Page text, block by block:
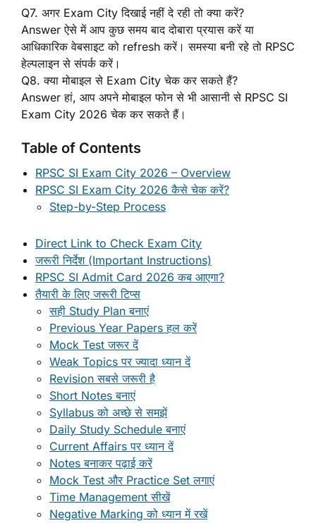
Q7. अगर Exam City दिखाई नहीं दे रही तो क्या करें?
Answer ऐसे में आप कुछ समय बाद दोबारा प्रयास करें या
आधिकारिक वेबसाइट को refresh करें। समस्या बनी रहे तो RPSC
हेल्पलाइन से संपर्क करें।
Q8. क्या मोबाइल से Exam City चेक कर सकते हैं?
Answer हां, आप अपने मोबाइल फोन से भी आसानी से RPSC SI
Exam City 2026 चेक कर सकते हैं।
Table of Contents
RPSC SI Exam City 2026 – Overview
RPSC SI Exam City 2026 कैसे चेक करें?
Step-by-Step Process
Direct Link to Check Exam City
जरूरी निर्देश (Important Instructions)
RPSC SI Admit Card 2026 कब आएगा?
तैयारी के लिए जरूरी टिप्स
सही Study Plan बनाएं
Previous Year Papers हल करें
Mock Test जरूर दें
Weak Topics पर ज्यादा ध्यान दें
Revision सबसे जरूरी है
Short Notes बनाएं
Syllabus को अच्छे से समझें
Daily Study Schedule बनाएं
Current Affairs पर ध्यान दें
Notes बनाकर पढ़ाई करें
Mock Test और Practice Set लगाएं
Time Management सीखें
Negative Marking को ध्यान में रखें